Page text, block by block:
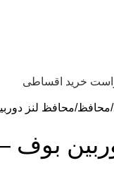
خرید اقساطی
محافظ محافظ لنز
بوف